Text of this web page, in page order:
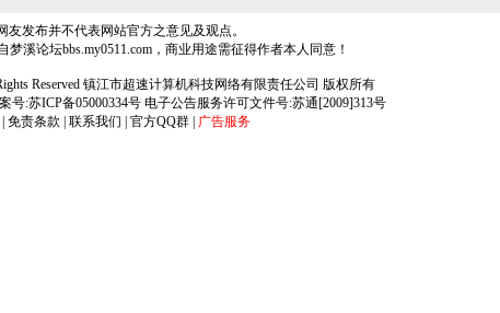
友发布并不代表网站官方之意见及观点。
溪论坛bbs.my0511.com，商业用途需征得作者本人同意！
Reserved 镇江市超速计算机科技网络有限责任公司 版权所有
号:苏ICP备05000334号 电子公告服务许可文件号:苏通[2009]313号
免责条款 联系我们 官方QQ群 广告服务